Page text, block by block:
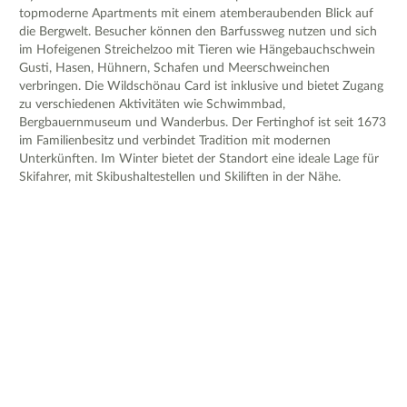
topmoderne Apartments mit einem atemberaubenden Blick auf
die Bergwelt. Besucher können den Barfussweg nutzen und sich
im Hofeigenen Streichelzoo mit Tieren wie Hängebauchschwein
Gusti, Hasen, Hühnern, Schafen und Meerschweinchen
verbringen. Die Wildschönau Card ist inklusive und bietet Zugang
zu verschiedenen Aktivitäten wie Schwimmbad,
Bergbauernmuseum und Wanderbus. Der Fertinghof ist seit 1673
im Familienbesitz und verbindet Tradition mit modernen
Unterkünften. Im Winter bietet der Standort eine ideale Lage für
Skifahrer, mit Skibushaltestellen und Skiliften in der Nähe.